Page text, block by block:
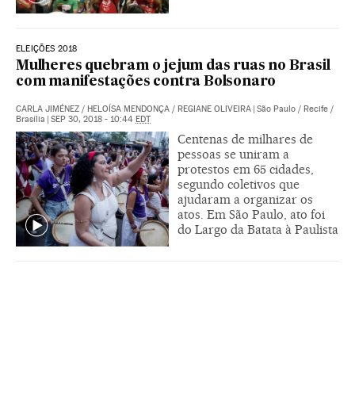
ELEIÇÕES 2018
Mulheres quebram o jejum das ruas no Brasil
com manifestações contra Bolsonaro
CARLA JIMÉNEZ / HELOÍSA MENDONÇA / REGIANE OLIVEIRA | São Paulo / Recife /
Brasília | SEP 30, 2018 - 10:44 EDT
Centenas de milhares de
pessoas se uniram a
protestos em 65 cidades,
segundo coletivos que
ajudaram a organizar os
atos. Em São Paulo, ato foi
do Largo da Batata à Paulista